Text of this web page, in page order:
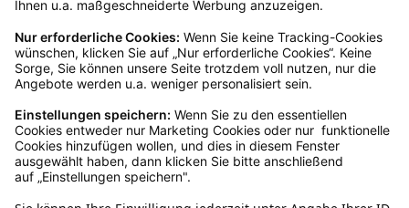
Mo – Fr 9 – 17 Uhr, Sa 9 – 13 Uhr
Ruf uns an
04942-60 64 080
Schreibe uns
verkauf@schecker.de